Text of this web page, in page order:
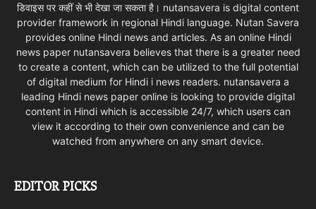
डिवाइस पर कहीं से भी देखा जा सकता है। nutansavera is digital content
provider framework in regional Hindi language. Nutan Savera
provides online Hindi news and articles. As an online Hindi
news paper nutansavera believes that there is a greater need
to create a content, which can be utilized to the full potential
of digital medium for Hindi i news readers. nutansavera a
leading Hindi news paper online is looking to provide digital
content in Hindi which is accessible 24/7, which users can
view it according to their own convenience and can be
watched from anywhere on any smart device.
EDITOR PICKS